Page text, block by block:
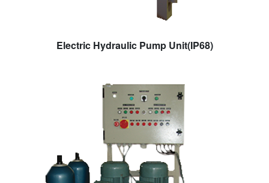
Electric Hydraulic Pump Unit(IP68)